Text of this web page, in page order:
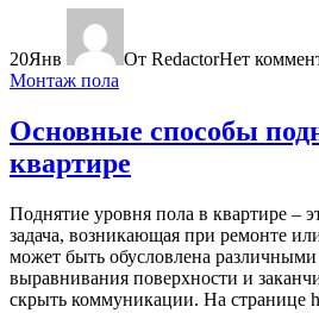
20Янв От RedactorНет
Монтаж пола
Основные способы
квартире
Поднятие уровня пола в квартире –
задача, возникающая при ремонте
может быть обусловлена
выравнивания поверхности и
скрыть коммуникации. На странице